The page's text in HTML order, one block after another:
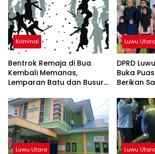
Kriminal
Bentrok Remaja di Bua
Kembali Memanas,
Lemparan Batu dan Busur
Luwu Utara
DPRD
Buka
Berikan
Luwu Utara Luwu Utara